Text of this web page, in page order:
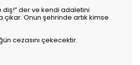
diş!” der ve kendi adaletini
Onun şehrinde artık kimse
cezasını çekecektir.